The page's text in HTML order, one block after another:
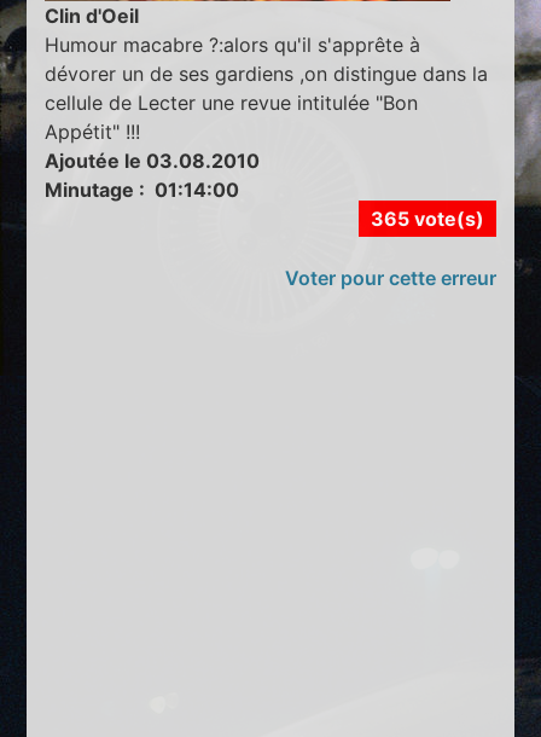
Clin d'Oeil
Humour macabre ?:alors qu'il s'apprête à
dévorer un de ses gardiens ,on distingue dans la
cellule de Lecter une revue intitulée "Bon
Appétit" !!!
Ajoutée le 03.08.2010
Minutage : 01:14:00
365 vote(s)
Voter pour cette erreur